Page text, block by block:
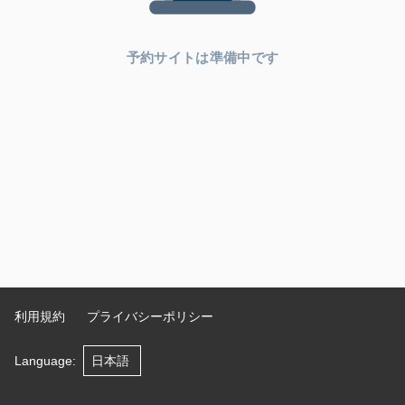
予約サイトは準備中です
利用規約 プライバシーポリシー
Language: